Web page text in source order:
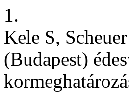
1.
Kele S,
(Budapest)